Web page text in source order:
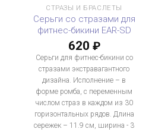
СТРАЗЫ И БРАСЛЕТЫ
Серьги со стразами для
фитнес-бикини EAR-SD
620 ₽
Серьги для фитнес-бикини со
стразами экстравагантного
дизайна. Исполнение – в
форме ромба, с переменным
числом страз в каждом из 30
горизонтальных рядов. Длина
сережек – 11.9 см, ширина - 3